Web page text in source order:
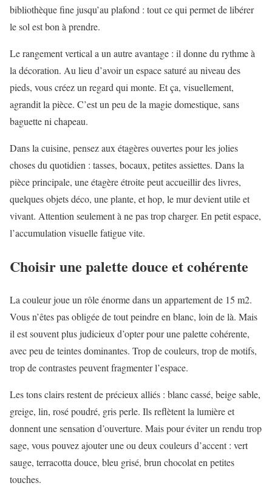
bibliothèque fine jusqu’au plafond : tout ce qui permet de libérer
le sol est bon à prendre.
Le rangement vertical a un autre avantage : il donne du rythme à
la décoration. Au lieu d’avoir un espace saturé au niveau des
pieds, vous créez un regard qui monte. Et ça, visuellement,
agrandit la pièce. C’est un peu de la magie domestique, sans
baguette ni chapeau.
Dans la cuisine, pensez aux étagères ouvertes pour les jolies
choses du quotidien : tasses, bocaux, petites assiettes. Dans la
pièce principale, une étagère étroite peut accueillir des livres,
quelques objets déco, une plante, et hop, le mur devient utile et
vivant. Attention seulement à ne pas trop charger. En petit espace,
l’accumulation visuelle fatigue vite.
Choisir une palette douce et cohérente
La couleur joue un rôle énorme dans un appartement de 15 m2.
Vous n’êtes pas obligée de tout peindre en blanc, loin de là. Mais
il est souvent plus judicieux d’opter pour une palette cohérente,
avec peu de teintes dominantes. Trop de couleurs, trop de motifs,
trop de contrastes peuvent fragmenter l’espace.
Les tons clairs restent de précieux alliés : blanc cassé, beige sable,
greige, lin, rosé poudré, gris perle. Ils reflètent la lumière et
donnent une sensation d’ouverture. Mais pour éviter un rendu trop
sage, vous pouvez ajouter une ou deux couleurs d’accent : vert
sauge, terracotta douce, bleu grisé, brun chocolat en petites
touches.